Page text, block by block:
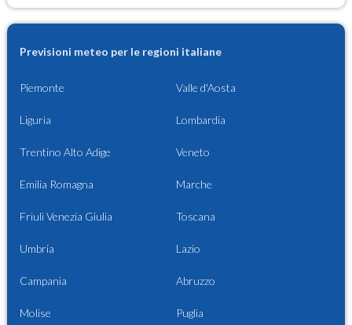
Previsioni meteo per le regioni italiane
Piemonte Valle d'Aosta
Liguria Lombardia
Trentino Alto Adige Veneto
Emilia Romagna Marche
Friuli Venezia Giulia Toscana
Umbria Lazio
Campania Abruzzo
Molise Puglia